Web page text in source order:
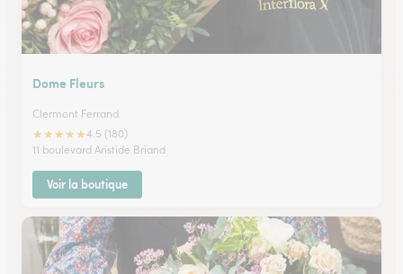
Dome Fleurs
Clermont Ferrand
★★★★★4.5 (180)
11 boulevard Aristide Briand
Voir la boutique